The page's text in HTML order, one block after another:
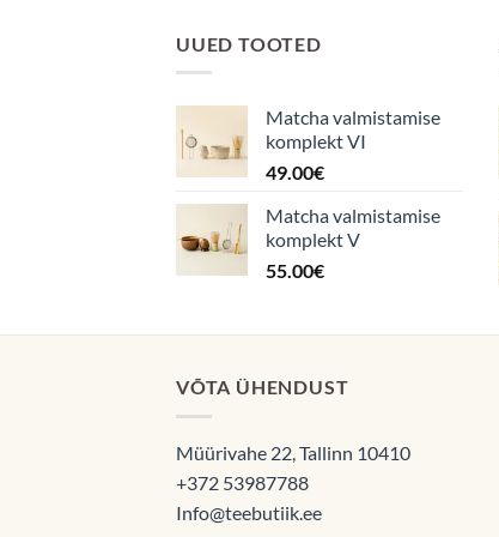
UUED TOOTED
Matcha valmistamise
komplekt VI
49.00€
Matcha valmistamise
komplekt V
55.00€
VÕTA ÜHENDUST
Müürivahe 22, Tallinn 10410
+372 53987788
Info@teebutiik.ee